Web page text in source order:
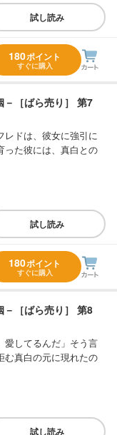
試し読み
180ポイント
すぐに購入
－［ばら売り］ 第7
レドは、彼女に強引に
った彼には、真白との
試し読み
180ポイント
すぐに購入
－［ばら売り］ 第8
愛してるんだ」そう言
む真白の元に現れたの
試し読み